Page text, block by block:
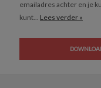
emailadres achter en je
kunt... Lees verder »